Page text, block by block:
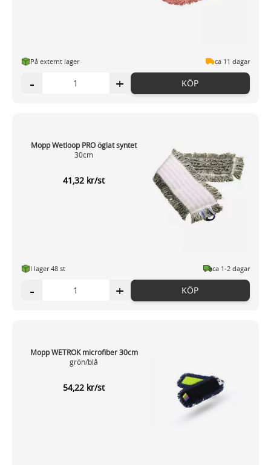
På externt lager ca 11 dagar
- + KÖP
Mopp Wetloop PRO öglat syntet
30cm
41,32 kr/st
I lager 48 st ca 1-2 dagar
- + KÖP
Mopp WETROK microfiber 30cm
grön/blå
54,22 kr/st